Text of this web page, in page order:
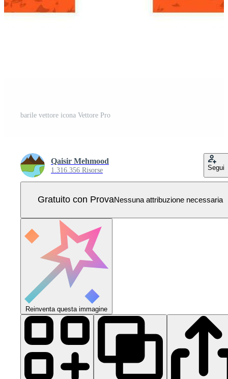
barile vettore icona Vettore Pro
Qaisir Mehmood
1.316.356 Risorse Segui
Gratuito con ProvaNessuna attribuzione necessaria
Reinventa questa immagine